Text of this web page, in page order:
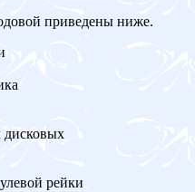
приведены ниже.
дисковых
рейки